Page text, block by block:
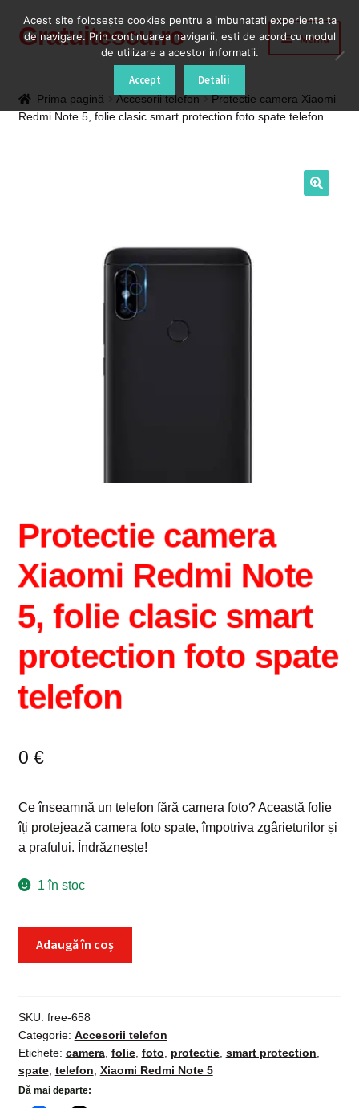
Sari
Sari
Gratuitescu.ro Meniu
Blog
Intrebari si raspunsuri
Privacy Policy
Prima pagină Accesorii telefon
Protectie camera Xiaomi
Redmi Note 5, folie clasic smart protection foto spate telefon
Protectie camera
Xiaomi Redmi Note
5, folie clasic smart
protection foto spate
telefon
0 €
Ce înseamnă un telefon fără camera foto? Această folie
îți protejează camera foto spate, împotriva zgârieturilor și
a prafului. Îndrăznește!
1 în stoc
Protectie
Redmi
Note
5,
folie
clasic
Adaugă în coș
SKU: free-658
Categorie: Accesorii telefon
Etichete: camera, folie, foto protectie, smart protection
spate, telefon Xiaomi Redmi Note 5
Dă mai departe:
Acest site foloseşte cookies pentru a imbunatati experienta ta
de navigare. Prin continuarea navigarii, esti de acord cu modul
de utilizare a acestor informatii.
Accept Detalii